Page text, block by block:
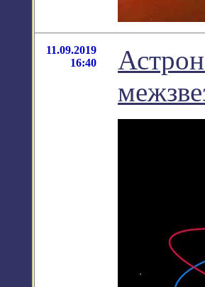
11.09.2019
16:40